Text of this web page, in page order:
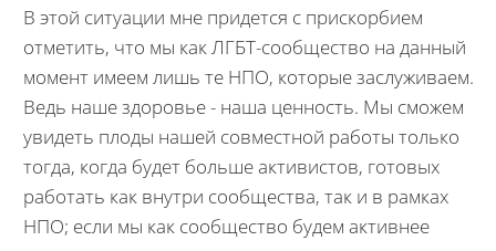
В этой ситуации мне придется с прискорбием
отметить, что мы как ЛГБТ-сообщество на данный
момент имеем лишь те НПО, которые заслуживаем.
Ведь наше здоровье - наша ценность. Мы сможем
увидеть плоды нашей совместной работы только
тогда, когда будет больше активистов, готовых
работать как внутри сообщества, так и в рамках
НПО; если мы как сообщество будем активнее